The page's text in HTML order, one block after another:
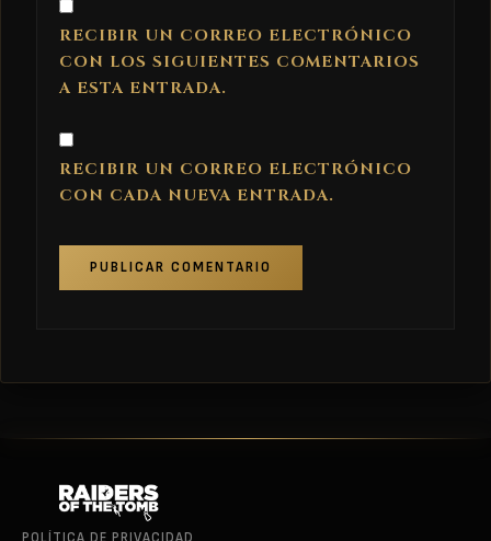
RECIBIR UN CORREO ELECTRÓNICO
CON LOS SIGUIENTES COMENTARIOS
A ESTA ENTRADA.
RECIBIR UN CORREO ELECTRÓNICO
CON CADA NUEVA ENTRADA.
POLÍTICA DE PRIVACIDAD